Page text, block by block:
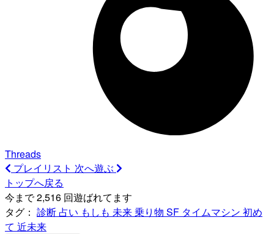
Threads
プレイリスト 次へ遊ぶ
トップへ戻る
今まで 2,516 回遊ばれてます
タグ： 診断 占い もしも 未来乗り物 SF タイムマシン 初め
て 近未来